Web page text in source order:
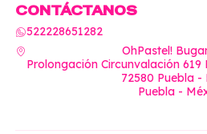
CONTÁCTANOS
522228651282
OhPastel!
Prolongación Circunvalación 619
72580 Puebla -
Puebla -